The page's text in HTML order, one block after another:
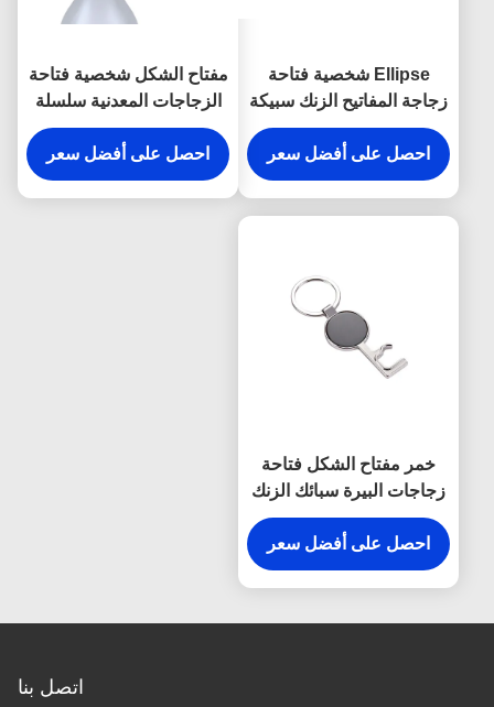
Ellipse شخصية فتاحة
زجاجة المفاتيح الزنك سبيكة
معدنية محفورة كيرينغ
احصل على أفضل سعر
مفتاح الشكل شخصية فتاحة
الزجاجات المعدنية سلسلة
المفاتيح الفضة خمر
احصل على أفضل سعر
خمر مفتاح الشكل فتاحة
زجاجات البيرة سبائك الزنك
متعددة الوظائف المفاتيح
احصل على أفضل سعر
اتصل بنا